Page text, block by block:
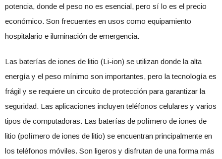
potencia, donde el peso no es esencial, pero sí lo es el precio
económico. Son frecuentes en usos como equipamiento
hospitalario e iluminación de emergencia.
Las baterías de iones de litio (Li-ion) se utilizan donde la alta
energía y el peso mínimo son importantes, pero la tecnología es
frágil y se requiere un circuito de protección para garantizar la
seguridad. Las aplicaciones incluyen teléfonos celulares y varios
tipos de computadoras. Las baterías de polímero de iones de
litio (polímero de iones de litio) se encuentran principalmente en
los teléfonos móviles. Son ligeros y disfrutan de una forma más